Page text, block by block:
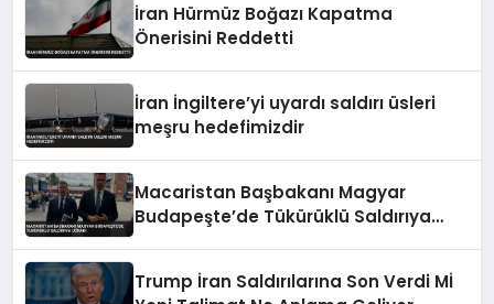
İran Hürmüz Boğazı Kapatma
Önerisini Reddetti
İran İngiltere’yi uyardı saldırı üsleri
meşru hedefimizdir
Macaristan Başbakanı Magyar
Budapeşte’de Tükürüklü Saldırıya
Trump İran Saldırılarına Son Verdi Mİ